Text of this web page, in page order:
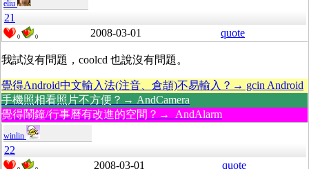
eliu
21
0 0 2008-03-01 quote
我試沒有問題，coolcd 也說沒有問題。
覺得Android中文輸入法(注音、倉頡)不易輸入？→ gcin Android
手機照相看照片不方便？→ AndCamera
覺得鬧鐘/行事曆有改進的空間？→ AndAlarm
winlin
22
2008-03-01 quote